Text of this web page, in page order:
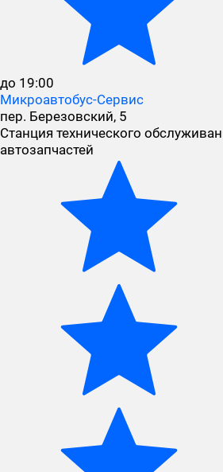
до 19:00
Микроавтобус-Сервис
пер. Березовский, 5
Станция технического
автозапчастей